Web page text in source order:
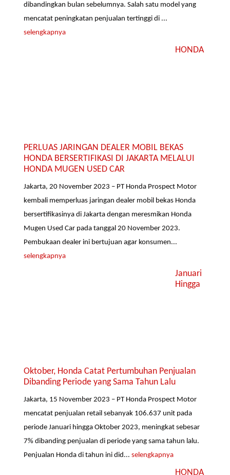
dibandingkan bulan sebelumnya. Salah satu model yang
mencatat peningkatan penjualan tertinggi di ...
selengkapnya
HONDA
PERLUAS JARINGAN DEALER MOBIL BEKAS
HONDA BERSERTIFIKASI DI JAKARTA MELALUI
HONDA MUGEN USED CAR
Jakarta, 20 November 2023 – PT Honda Prospect Motor
kembali memperluas jaringan dealer mobil bekas Honda
bersertifikasinya di Jakarta dengan meresmikan Honda
Mugen Used Car pada tanggal 20 November 2023.
Pembukaan dealer ini bertujuan agar konsumen...
selengkapnya
Januari
Hingga
Oktober, Honda Catat Pertumbuhan Penjualan
Dibanding Periode yang Sama Tahun Lalu
Jakarta, 15 November 2023 – PT Honda Prospect Motor
mencatat penjualan retail sebanyak 106.637 unit pada
periode Januari hingga Oktober 2023, meningkat sebesar
7% dibanding penjualan di periode yang sama tahun lalu.
Penjualan Honda di tahun ini did...selengkapnya
HONDA